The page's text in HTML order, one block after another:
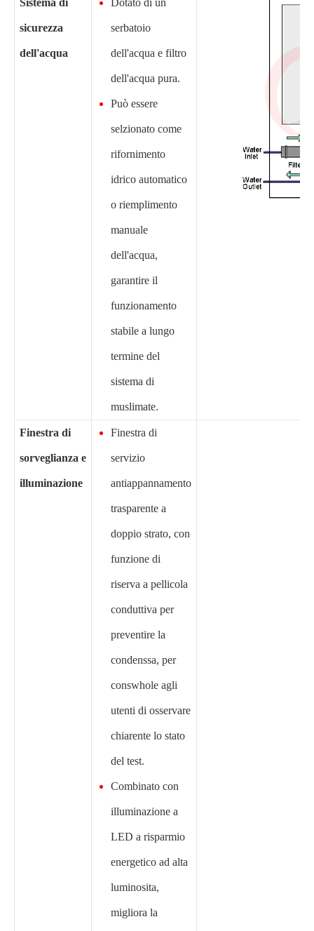
Sistema di
sicurezza
dell'acqua
Dotato di un
serbatoio
dell'acqua e filtro
dell'acqua pura.
Può essere
selzionato come
rifornimento
idrico automatico
o riemplimento
manuale
dell'acqua,
garantire il
funzionamento
stabile a lungo
termine del
sistema di
muslimate.
Finestra di
sorveglianza e
illuminazione
Finestra di
servizio
antiappannamento
trasparente a
doppio strato, con
funzione di
riserva a pellicola
conduttiva per
preventire la
condenssa, per
conswhole agli
utenti di osservare
chiarente lo stato
del test.
Combinato con
illuminazione a
LED a risparmio
energetico ad alta
luminosita,
migliora la